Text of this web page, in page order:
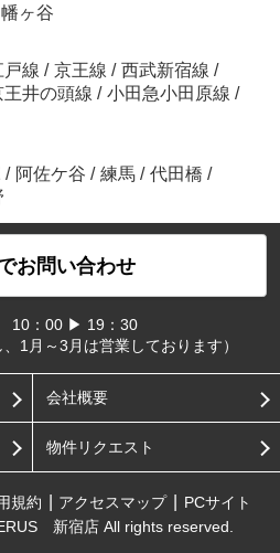
幡ヶ谷
戸線 / 京王線 / 西武新宿線 /
王井の頭線 / 小田急小田原線 /
/ 阿佐ケ谷 / 練馬 / 代田橋 /
お問い合わせ
10：00 ▶ 19：30
、1月～3月は営業しております）
会社概要
物件リクエスト
規約 アクセスマップ
PCサイト
新宿店 All rights reserved.